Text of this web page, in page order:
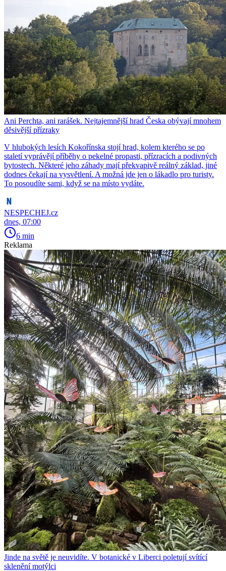
Ani Perchta, ani rarášek. Nejtajemnější hrad Česka obývají mnohem
děsivější přízraky
V hlubokých lesích Kokořínska stojí hrad, kolem kterého se po
staletí vyprávějí příběhy o pekelné propasti, přízracích a podivných
bytostech. Některé jeho záhady mají překvapivě reálný základ, jiné
dodnes čekají na vysvětlení. A možná jde jen o lákadlo pro turisty.
To posoudíte sami, když se na místo vydáte.
NESPECHEJ.cz
dnes, 07:00
6 min
Reklama
Jinde na světě je neuvidíte. V botanické v Liberci poletují svítící
sklenění motýlci